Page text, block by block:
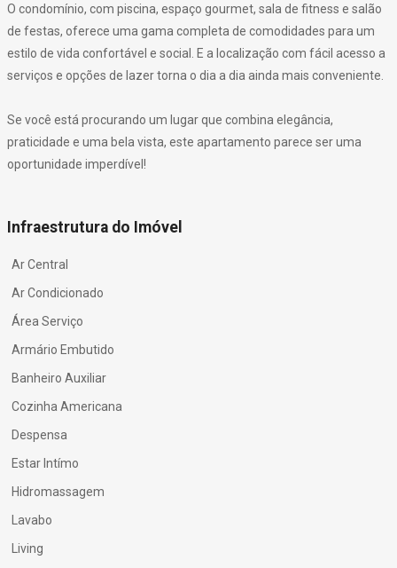
O condomínio, com piscina, espaço gourmet, sala de fitness e salão
de festas, oferece uma gama completa de comodidades para um
estilo de vida confortável e social. E a localização com fácil acesso a
serviços e opções de lazer torna o dia a dia ainda mais conveniente.
Se você está procurando um lugar que combina elegância,
praticidade e uma bela vista, este apartamento parece ser uma
oportunidade imperdível!
Infraestrutura do Imóvel
Ar Central
Ar Condicionado
Área Serviço
Armário Embutido
Banheiro Auxiliar
Cozinha Americana
Despensa
Estar Intímo
Hidromassagem
Lavabo
Living